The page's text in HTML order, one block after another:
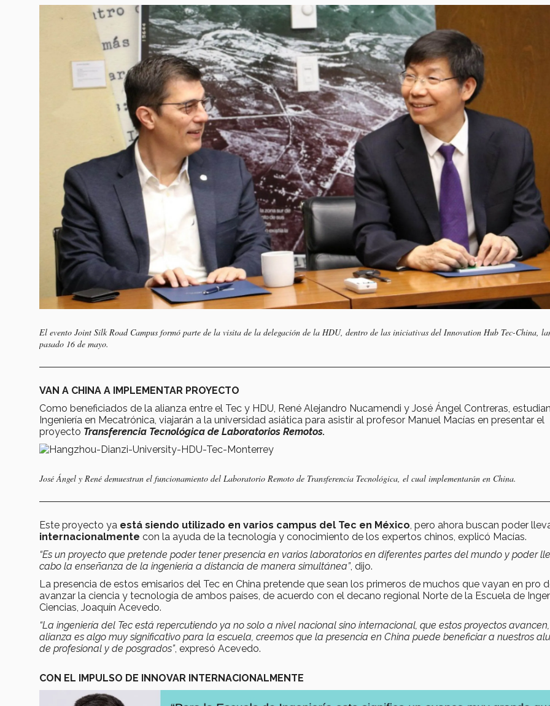
El evento Joint Silk Road Campus formó parte de la visita de la delegación de la HDU, dentro de las iniciativas del Innovation Hub Tec-China,
pasado 16 de mayo.
VAN A CHINA A IMPLEMENTAR PROYECTO
Como beneficiados de la alianza entre el Tec y HDU, René Alejandro Nucamendi y José Ángel Contreras,
Ingeniería en Mecatrónica, viajarán a la universidad asiática para asistir al profesor Manuel Macías en presentar el
proyecto Transferencia Tecnológica de Laboratorios Remotos.
José Ángel y René demuestran el funcionamiento del Laboratorio Remoto de Transferencia Tecnológica, el cual implementarán en China.
Este proyecto ya está siendo utilizado en varios campus del Tec en México , pero ahora buscan poder
internacionalmente con la ayuda de la tecnología y conocimiento de los expertos chinos, explicó Macías.
“Es un proyecto que pretende poder tener presencia en varios laboratorios en diferentes partes del mundo y poder
cabo la enseñanza de la ingeniería a distancia de manera simultánea”, dijo.
La presencia de estos emisarios del Tec en China pretende que sean los primeros de muchos que vayan en pro
avanzar la ciencia y tecnología de ambos países, de acuerdo con el decano regional Norte de la Escuela de
Ciencias, Joaquín Acevedo.
“La ingeniería del Tec está repercutiendo ya no solo a nivel nacional sino internacional, que estos proyectos
alianza es algo muy significativo para la escuela, creemos que la presencia en China puede beneficiar a nuestros
de profesional y de posgrados”, expresó Acevedo.
CON EL IMPULSO DE INNOVAR INTERNACIONALMENTE